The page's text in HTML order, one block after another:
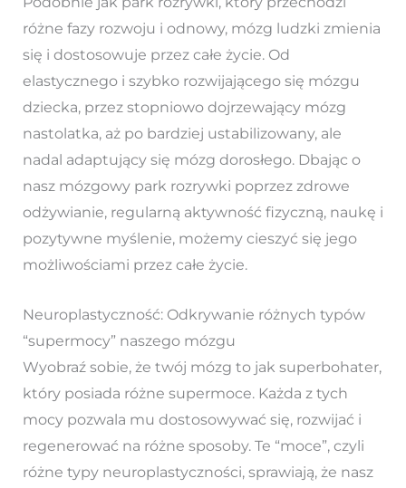
różne fazy rozwoju i odnowy, mózg ludzki zmienia
się i dostosowuje przez całe życie. Od
elastycznego i szybko rozwijającego się mózgu
dziecka, przez stopniowo dojrzewający mózg
nastolatka, aż po bardziej ustabilizowany, ale
nadal adaptujący się mózg dorosłego. Dbając o
nasz mózgowy park rozrywki poprzez zdrowe
odżywianie, regularną aktywność fizyczną, naukę i
pozytywne myślenie, możemy cieszyć się jego
możliwościami przez całe życie.
Neuroplastyczność: Odkrywanie różnych typów
“supermocy” naszego mózgu
Wyobraź sobie, że twój mózg to jak superbohater,
który posiada różne supermoce. Każda z tych
mocy pozwala mu dostosowywać się, rozwijać i
regenerować na różne sposoby. Te “moce”, czyli
różne typy neuroplastyczności, sprawiają, że nasz